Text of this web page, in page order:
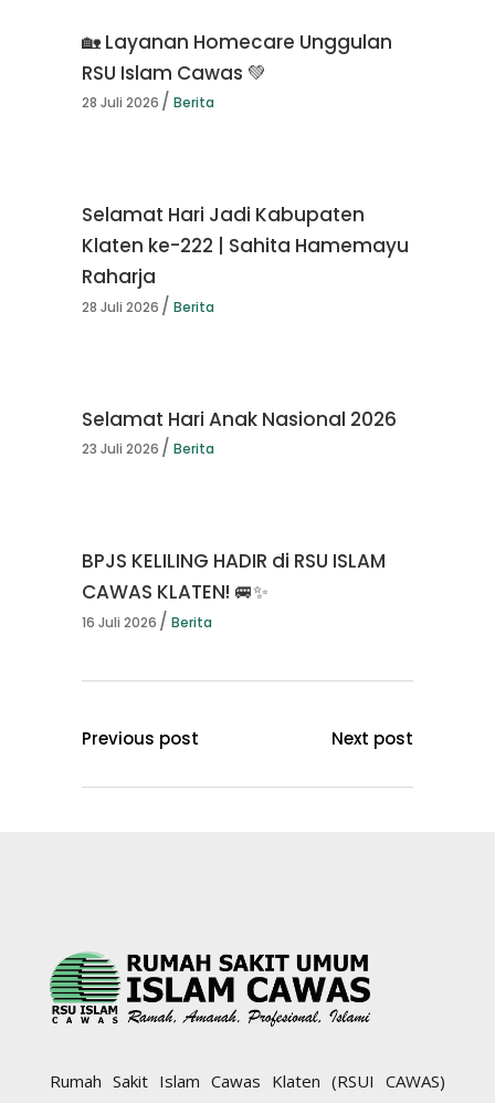
🏡 Layanan Homecare Unggulan
RSU Islam Cawas 💚
28 Juli 2026 Berita
Selamat Hari Jadi Kabupaten
Klaten ke-222 | Sahita Hamemayu
Raharja
28 Juli 2026 Berita
Selamat Hari Anak Nasional 2026
23 Juli 2026 Berita
BPJS KELILING HADIR di RSU ISLAM
CAWAS KLATEN! 🚐✨
16 Juli 2026 Berita
Previous post Next post
Rumah Sakit Islam Cawas Klaten (RSUI CAWAS)